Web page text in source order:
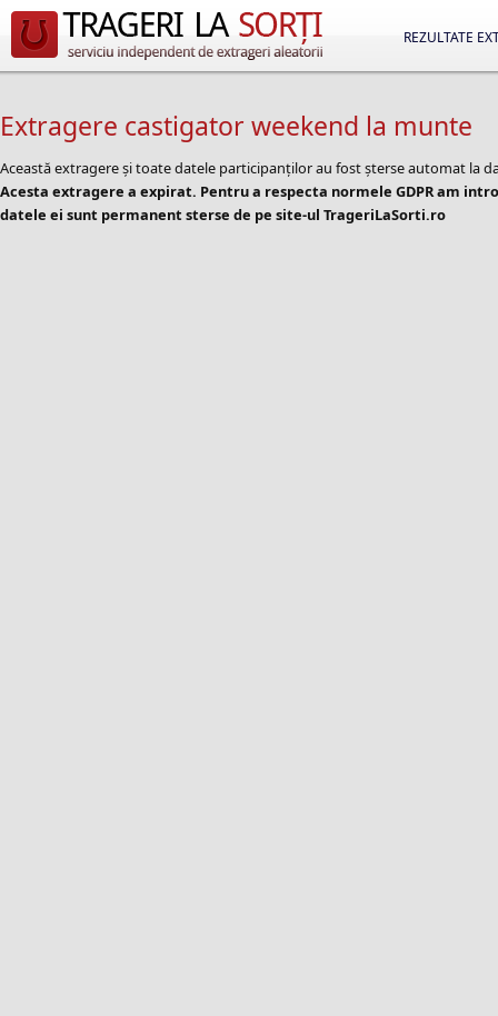
REZULTATE
Extragere castigator weekend la munte
Această extragere și toate datele participanților au fost șterse automat la
Acesta extragere a expirat. Pentru a respecta normele GDPR am
datele ei sunt permanent sterse de pe site-ul TrageriLaSorti.ro